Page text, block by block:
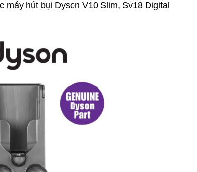
máy hút bụi Dyson V10 Slim, Sv18 Digital